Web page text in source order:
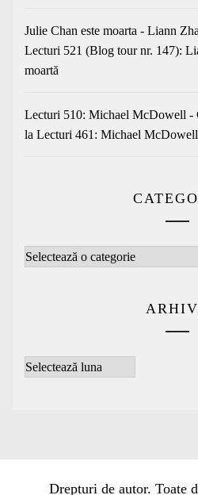
Julie Chan este moarta - Liann
Lecturi 521 (Blog tour nr. 147):
moartă
Lecturi 510: Michael McDowell -
la Lecturi 461: Michael
Categorii
Arhive
Drepturi de autor. Toate